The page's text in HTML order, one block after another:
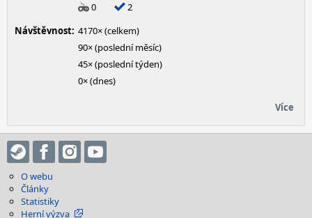
0
2
Návštěvnost: 4170× (celkem)
90× (poslední měsíc)
45× (poslední týden)
0× (dnes)
Více
O webu
Články
Statistiky
Herní výzva